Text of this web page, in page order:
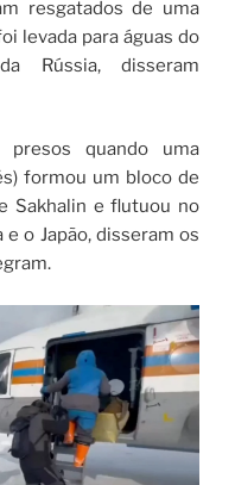
resgatados de uma
levada para águas do
Rússia, disseram
presos quando uma
formou um bloco de
Sakhalin e flutuou no
o Japão, disseram os